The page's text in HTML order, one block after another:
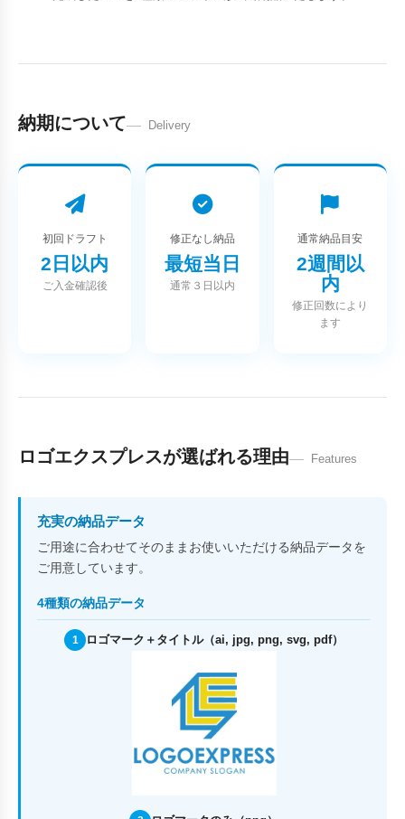
納期について Delivery
初回ドラフト
2日以内
ご入金確認後
修正なし納品
最短当日
通常３日以内
通常納品目安
2週間以
内
修正回数により
ます
ロゴエクスプレスが選ばれる理由 Features
充実の納品データ
ご用途に合わせてそのままお使いいただける納品データを
ご用意しています。
4種類の納品データ
1 ロゴマーク＋タイトル（ai, jpg, png, svg, pdf）